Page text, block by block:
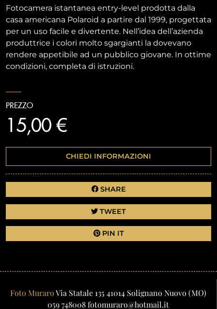
Fotocamera istantanea entry-level prodotta dalla
casa americana Polaroid a partire dal 1999, progettata
per un uso facile e divertente. Nell’idea dell’azienda
produttrice i colori molto sgargianti la dovevano
rendere appetibile ad un pubblico giovane. In ottime
condizioni, completa di istruzioni.
PREZZO
15,00 €
CHIEDI INFORMAZIONI
SHARE
TWEET
PIN IT
Foto MuraroVia Statale 135 41014 Solignano Nuovo (MO)
059 748008fotomuraro@hotmail.it